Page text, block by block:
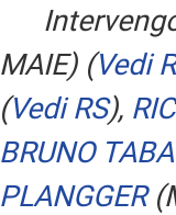
MAIE) (Vedi
(Vedi RS),
BRUNO
PLANGGER